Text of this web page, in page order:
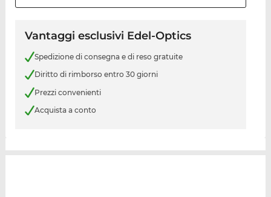
Vantaggi esclusivi Edel-Optics
Spedizione di consegna e di reso gratuite
Diritto di rimborso entro 30 giorni
Prezzi convenienti
Acquista a conto